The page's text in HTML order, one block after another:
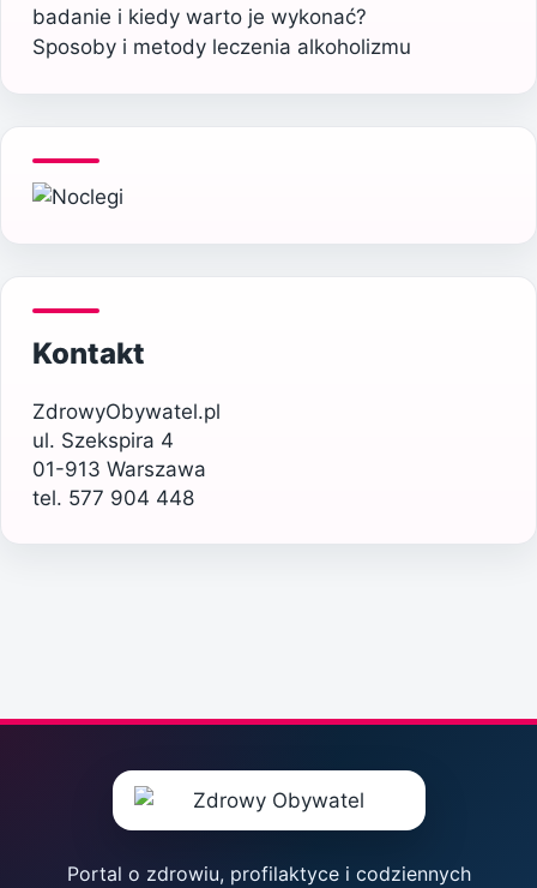
badanie i kiedy warto je wykonać?
Sposoby i metody leczenia alkoholizmu
Kontakt
ZdrowyObywatel.pl
ul. Szekspira 4
01-913 Warszawa
tel. 577 904 448
Portal o zdrowiu, profilaktyce i codziennych